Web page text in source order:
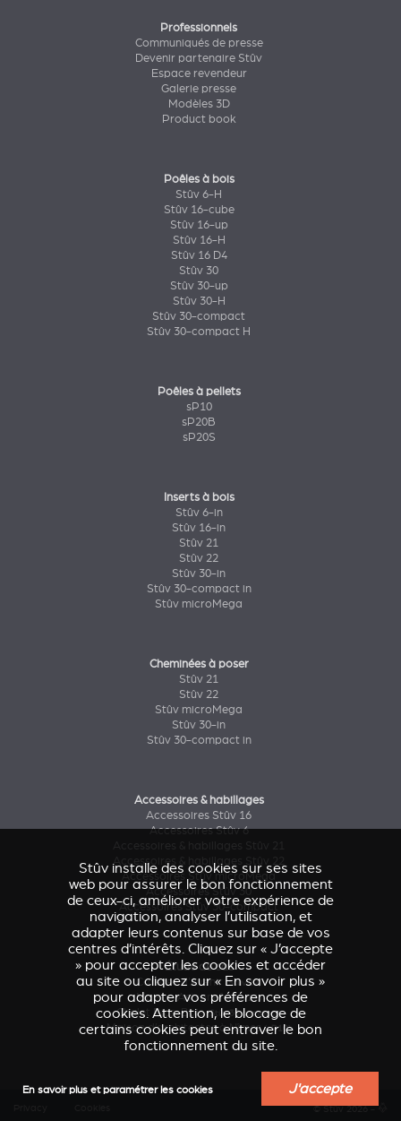
Professionnels
Communiqués de presse
Devenir partenaire Stûv
Espace revendeur
Galerie presse
Modèles 3D
Product book
Poêles à bois
Stûv 6-H
Stûv 16-cube
Stûv 16-up
Stûv 16-H
Stûv 16 D4
Stûv 30
Stûv 30-up
Stûv 30-H
Stûv 30-compact
Stûv 30-compact H
Poêles à pellets
sP10
sP20B
sP20S
Inserts à bois
Stûv 6-in
Stûv 16-in
Stûv 21
Stûv 22
Stûv 30-in
Stûv 30-compact in
Stûv microMega
Cheminées à poser
Stûv 21
Stûv 22
Stûv microMega
Stûv 30-in
Stûv 30-compact in
Accessoires & habillages
Accessoires Stûv 16
Accessoires Stûv 6
Accessoires & habillages Stûv 22
Accessoires Stûv microMega
Accessoires Stûv 30
Accessoires Stûv 30-compact
Étude de cas
Caresse d'Avenir (Stûv 22)
Maison Astronef(Stûv 21)
Chalet Pics-Bois(Stûv 30 compact)
Maison d’architectes à Nîmes(sP10)
© Stûv 2026 -a
Stûv installe des cookies sur ses sites
web pour assurer le bon fonctionnement
de ceux-ci, améliorer votre expérience de
navigation, analyser l’utilisation, et
adapter leurs contenus sur base de vos
centres d’intérêts. Cliquez sur « J’accepte
» pour accepter les cookies et accéder
au site ou cliquez sur « En savoir plus »
pour adapter vos préférences de
cookies. Attention, le blocage de
certains cookies peut entraver le bon
fonctionnement du site.
En savoir plus et paramétrer les cookies J'accepte